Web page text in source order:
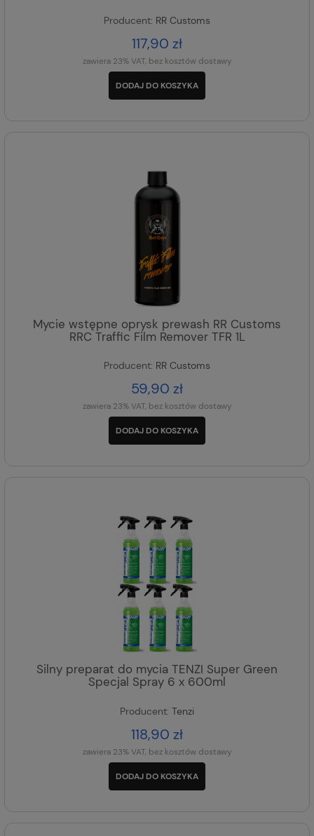
Producent: RR Customs
117,90 zł
zawiera 23% VAT, bez kosztów dostawy
DODAJ DO KOSZYKA
Mycie wstępne oprysk prewash RR Customs
RRC Traffic Film Remover TFR 1L
Producent: RR Customs
59,90 zł
zawiera 23% VAT, bez kosztów dostawy
DODAJ DO KOSZYKA
Silny preparat do mycia TENZI Super Green
Specjal Spray 6 x 600ml
Producent: Tenzi
118,90 zł
zawiera 23% VAT, bez kosztów dostawy
DODAJ DO KOSZYKA